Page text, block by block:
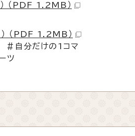
） （PDF 1.2MB）
） （PDF 1.2MB）
＃自分だけの1コマ
ツ